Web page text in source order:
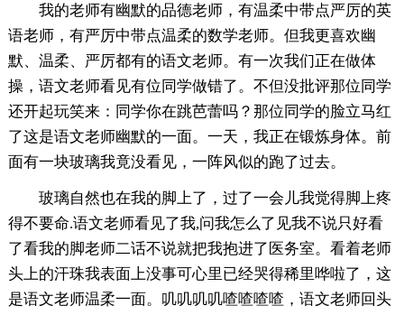
我的老师有幽默的品德老师，有温柔中带点严厉的英
语老师，有严厉中带点温柔的数学老师。但我更喜欢幽
默、温柔、严厉都有的语文老师。有一次我们正在做体
操，语文老师看见有位同学做错了。不但没批评那位同学
还开起玩笑来：同学你在跳芭蕾吗？那位同学的脸立马红
了这是语文老师幽默的一面。一天，我正在锻炼身体。前
面有一块玻璃我竟没看见，一阵风似的跑了过去。
玻璃自然也在我的脚上了，过了一会儿我觉得脚上疼
得不要命.语文老师看见了我,问我怎么了见我不说只好看
了看我的脚老师二话不说就把我抱进了医务室。看着老师
头上的汗珠我表面上没事可心里已经哭得稀里哗啦了，这
是语文老师温柔一面。叽叽叽叽喳喳喳喳，语文老师回头